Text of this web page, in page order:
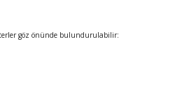
göz önünde bulundurulabilir: